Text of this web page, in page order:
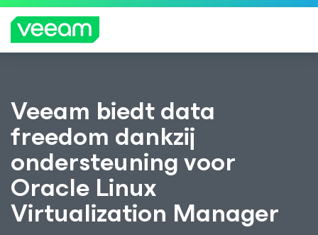
getroffen door de content-update van
CrowdStrike
MEE
R
LEZE
N
Veeam biedt data
freedom dankzij
ondersteuning voor
Oracle Linux
Virtualization Manager